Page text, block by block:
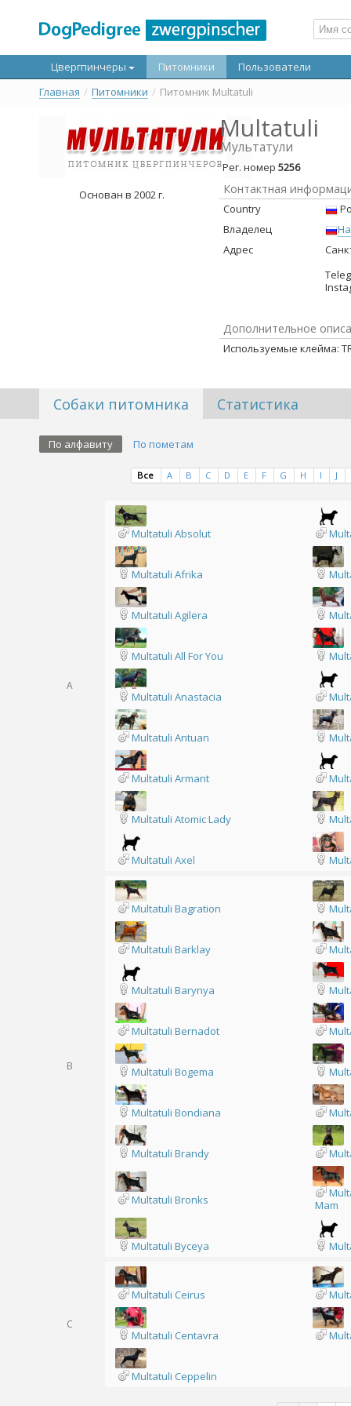
Цвергпинчеры Питомники
Пользователи
Главная / Питомники / Питомник Multatuli
Основан в 2002 г.
Multatuli
Мультатули
Рег. номер 5256
Контактная
Country
Владелец
Адрес
Дополнительное
Используемые клейма:
Собаки питомника Статистика
По алфавиту По пометам
Все A B C D E F G H I J
A
Multatuli Absolut
Multatuli Afrika
Multatuli Agilera
Multatuli All For You
Multatuli Anastacia
Multatuli Antuan
Multatuli Armant
Multatuli Atomic Lady
Multatuli Axel
B
Multatuli Bagration
Multatuli Barklay
Multatuli Barynya
Multatuli Bernadot
Multatuli Bogema
Multatuli Bondiana
Multatuli Brandy
Multatuli Bronks
Mam
Multatuli Byceya
C
Multatuli Ceirus
Multatuli Centavra
Multatuli Ceppelin